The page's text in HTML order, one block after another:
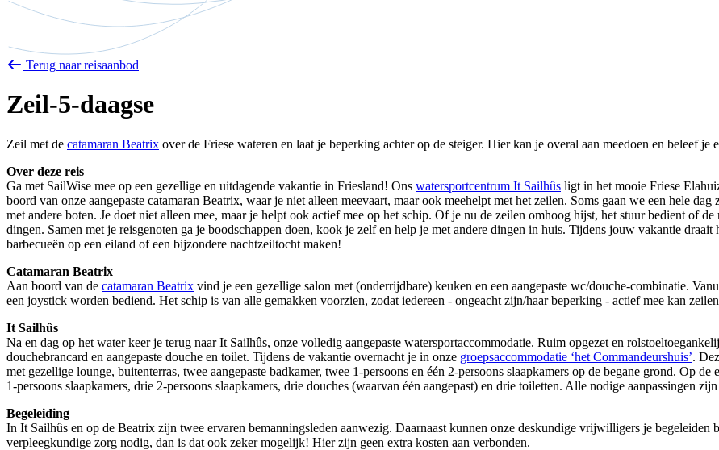
Terug naar reisaanbod
Zeil-5-daagse
Zeil met de catamaran Beatrix over de Friese wateren en laat je beperking achter op de steiger. Hier kan je overal aan meedoen en beleef je
Over deze reis
Ga met SailWise mee op een gezellige en uitdagende vakantie in Friesland! Ons watersportcentrum It Sailhûs ligt in het mooie Friese
boord van onze aangepaste catamaran Beatrix, waar je niet alleen meevaart, maar ook meehelpt met het zeilen. Soms gaan we een hele
met andere boten. Je doet niet alleen mee, maar je helpt ook actief mee op het schip. Of je nu de zeilen omhoog hijst, het stuur bedient of
dingen. Samen met je reisgenoten ga je boodschappen doen, kook je zelf en help je met andere dingen in huis. Tijdens jouw vakantie
barbecueën op een eiland of een bijzondere nachtzeiltocht maken!
Catamaran Beatrix
Aan boord van de catamaran Beatrix vind je een gezellige salon met (onderrijdbare) keuken en een aangepaste wc/douche-combinatie.
een joystick worden bediend. Het schip is van alle gemakken voorzien, zodat iedereen - ongeacht zijn/haar beperking - actief mee kan
It Sailhûs
Na en dag op het water keer je terug naar It Sailhûs, onze volledig aangepaste watersportaccommodatie. Ruim opgezet en
douchebrancard en aangepaste douche en toilet. Tijdens de vakantie overnacht je in onze groepsaccommodatie ‘het Commandeurshuis’.
met gezellige lounge, buitenterras, twee aangepaste badkamer, twee 1-persoons en één 2-persoons slaapkamers op de begane grond. Op
1-persoons slaapkamers, drie 2-persoons slaapkamers, drie douches (waarvan één aangepast) en drie toiletten. Alle nodige aanpassingen
Begeleiding
In It Sailhûs en op de Beatrix zijn twee ervaren bemanningsleden aanwezig. Daarnaast kunnen onze deskundige vrijwilligers je
verpleegkundige zorg nodig, dan is dat ook zeker mogelijk! Hier zijn geen extra kosten aan verbonden.